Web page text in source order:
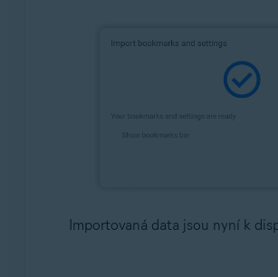
Importovaná data jsou nyní k